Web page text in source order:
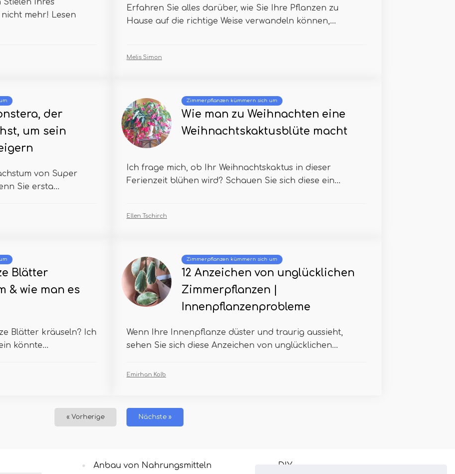
Ihres
mehr! Lesen
Erfahren Sie alles darüber, wie Sie Ihre Pflanzen zu
Hause auf die richtige Weise verwandeln können,...
Melis Simon
der
um sein
von Super
Sie ersta...
Zimmerpflanzen kümmern sich um
Wie man zu Weihnachten eine
Weihnachtskaktusblüte macht
Ich frage mich, ob Ihr Weihnachtskaktus in dieser
Ferienzeit blühen wird? Schauen Sie sich diese ein...
Ellen Tschirch
Blätter
& wie man es
Blätter kräuseln? Ich
könnte...
Zimmerpflanzen kümmern sich um
12 Anzeichen von unglücklichen
Zimmerpflanzen |
Innenpflanzenprobleme
Wenn Ihre Innenpflanze düster und traurig aussieht,
sehen Sie sich diese Anzeichen von unglücklichen...
Emirhan Kolb
« Vorherige Nächste »
Anbau von Nahrungsmitteln DIY